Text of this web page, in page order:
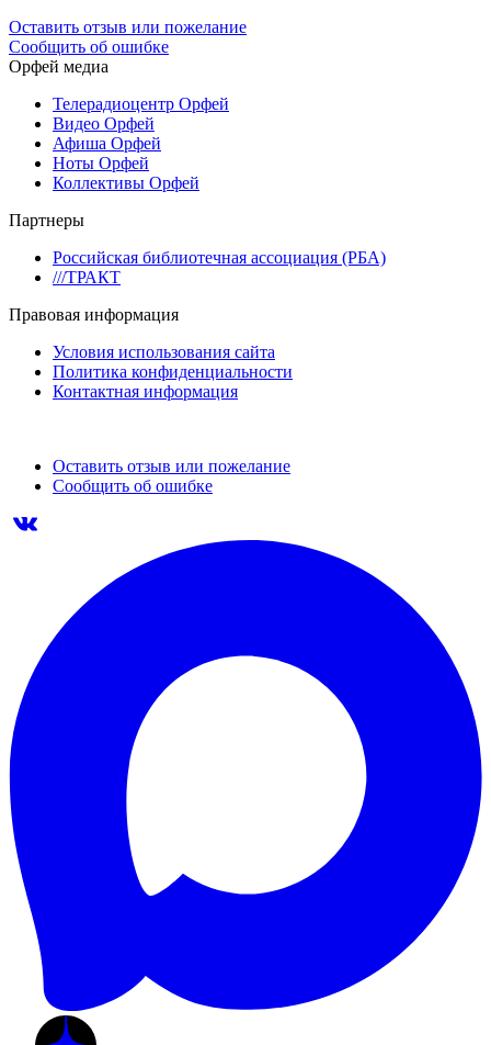
Оставить отзыв или пожелание
Сообщить об ошибке
Орфей медиа
Телерадиоцентр Орфей
Видео Орфей
Афиша Орфей
Ноты Орфей
Коллективы Орфей
Партнеры
Российская библиотечная ассоциация (РБА)
///ТРАКТ
Правовая информация
Условия использования сайта
Политика конфиденциальности
Контактная информация
Оставить отзыв или пожелание
Сообщить об ошибке